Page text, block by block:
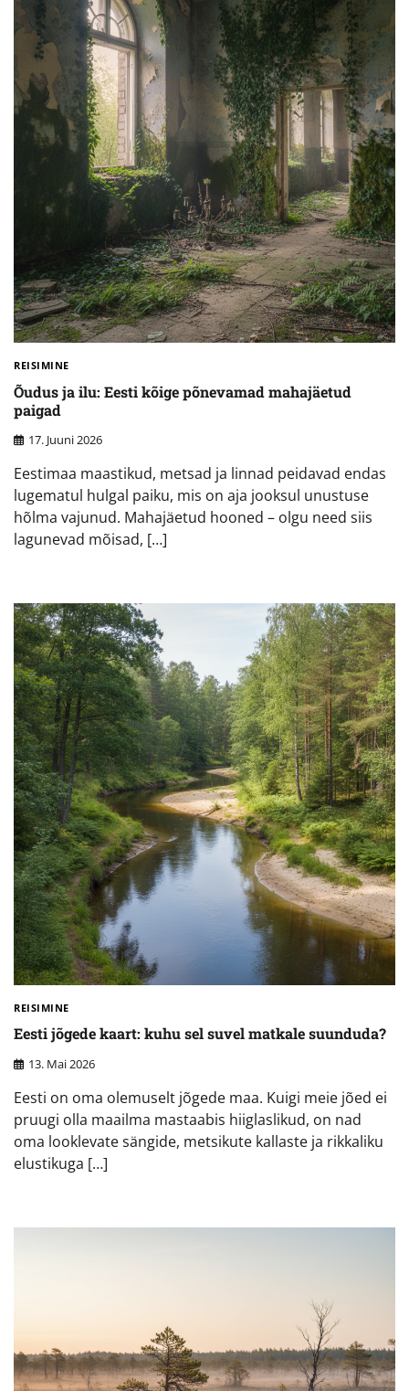
REISIMINE
Õudus ja ilu: Eesti kõige põnevamad mahajäetud
paigad
17. Juuni 2026
Eestimaa maastikud, metsad ja linnad peidavad endas
lugematul hulgal paiku, mis on aja jooksul unustuse
hõlma vajunud. Mahajäetud hooned – olgu need siis
lagunevad mõisad, […]
REISIMINE
Eesti jõgede kaart: kuhu sel suvel matkale suunduda?
13. Mai 2026
Eesti on oma olemuselt jõgede maa. Kuigi meie jõed ei
pruugi olla maailma mastaabis hiiglaslikud, on nad
oma looklevate sängide, metsikute kallaste ja rikkaliku
elustikuga […]